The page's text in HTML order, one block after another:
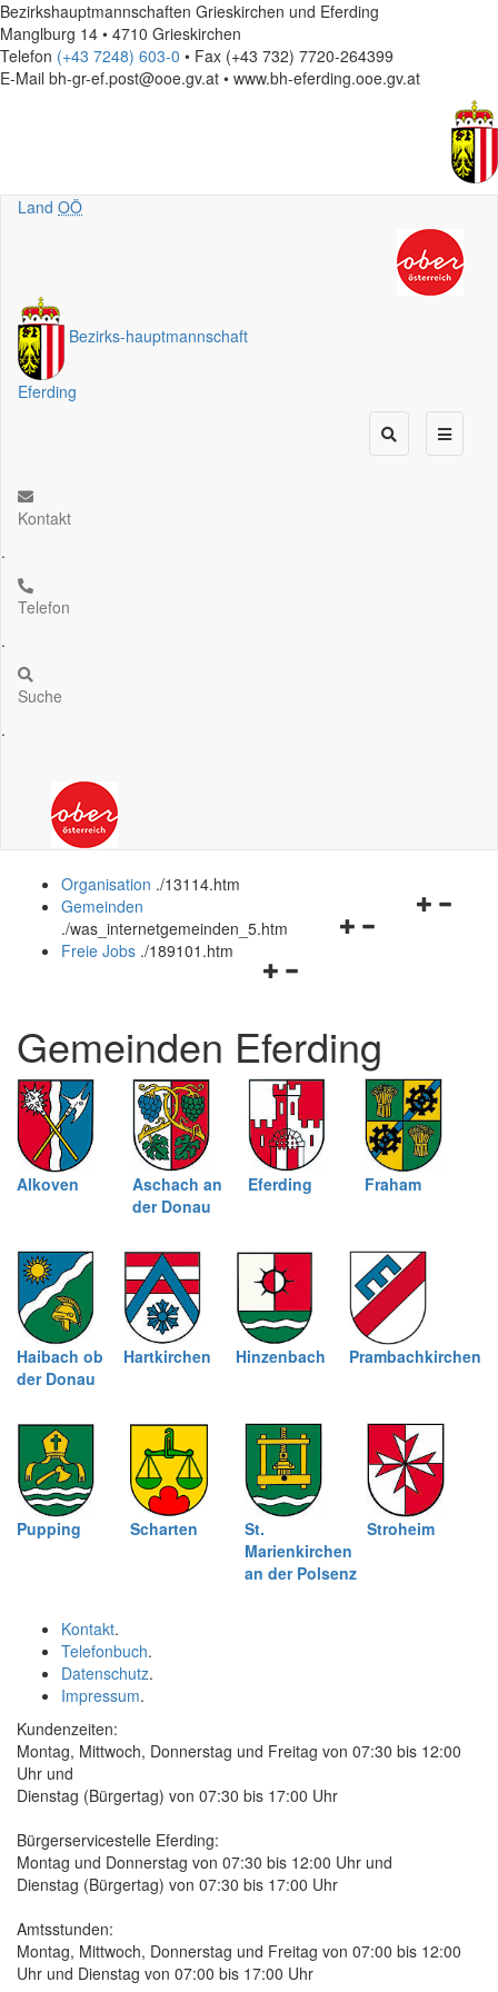
Bezirkshauptmannschaften Grieskirchen und Eferding
Manglburg 14 • 4710 Grieskirchen
Telefon (+43 7248) 603-0 • Fax (+43 732) 7720-264399
E-Mail bh-gr-ef.post@ooe.gv.at • www.bh-eferding.ooe.gv.at
Land OÖ
Bezirks-hauptmannschaft
Eferding
Kontakt
.
Telefon
.
Suche
.
Organisation ./13114.htm
Navigationsmenü
Gemeinden
./was_internetgemeinden_5.htm
Navigationsmenü
schließen
Freie Jobs ./189101.htm
Gemeinden Eferding
Alkoven
Aschach an
der Donau
Eferding Fraham
Haibach ob
der Donau
Hartkirchen Hinzenbach Prambachkirchen
Pupping Scharten
St.
Marienkirchen
an der Polsenz
Stroheim
Kontakt.
Telefonbuch.
Datenschutz.
Impressum.
Kundenzeiten:
Montag, Mittwoch, Donnerstag und Freitag von 07:30 bis 12:00
Uhr und
Dienstag (Bürgertag) von 07:30 bis 17:00 Uhr
Bürgerservicestelle Eferding:
Montag und Donnerstag von 07:30 bis 12:00 Uhr und
Dienstag (Bürgertag) von 07:30 bis 17:00 Uhr
Amtsstunden:
Montag, Mittwoch, Donnerstag und Freitag von 07:00 bis 12:00
Uhr und Dienstag von 07:00 bis 17:00 Uhr